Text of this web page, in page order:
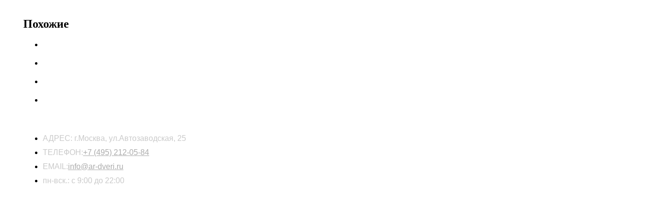
Похожие
АДРЕС: г.Москва, ул.Автозаводская, 25
ТЕЛЕФОН:+7 (495) 212-05-84
EMAIL:info@ar-dveri.ru
пн-вск.: с 9:00 до 22:00